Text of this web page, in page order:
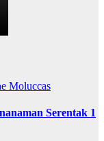
Moluccas
Serentak 1